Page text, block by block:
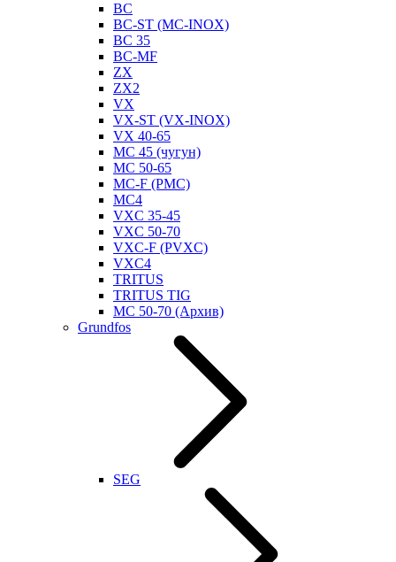
BC
BC-ST (MC-INOX)
BC 35
BC-MF
ZX
ZX2
VX
VX-ST (VX-INOX)
VX 40-65
MC 45 (чугун)
MC 50-65
MC-F (PMC)
MC4
VXC 35-45
VXC 50-70
VXC-F (PVXC)
VXC4
TRITUS
TRITUS TIG
MC 50-70 (Архив)
Grundfos
SEG